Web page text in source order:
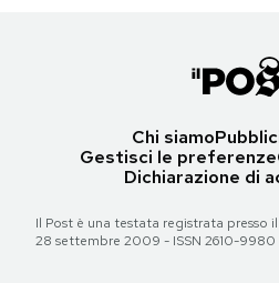
Chi siamo
Gestisci le preferenze
Dichiarazione di
Il Post è una testata registrata presso
28 settembre 2009 - ISSN 2610-9980